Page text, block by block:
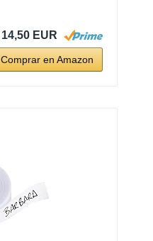
14,50 EUR
Comprar en Amazon